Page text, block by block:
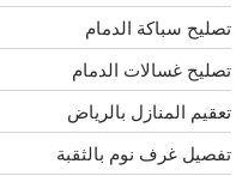
تصليح سباكة الدمام
تصليح غسالات الدمام
تعقيم المنازل بالرياض
تفصيل غرف نوم بالثقبة